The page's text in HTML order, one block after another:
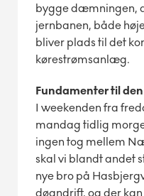
bygge dæmningen,
jernbanen, både
bliver plads til det
kørestrømsanlæg.
Fundamenter til
I weekenden fra
mandag tidlig
ingen tog mellem
skal vi blandt andet
nye bro på
døgndrift, og der